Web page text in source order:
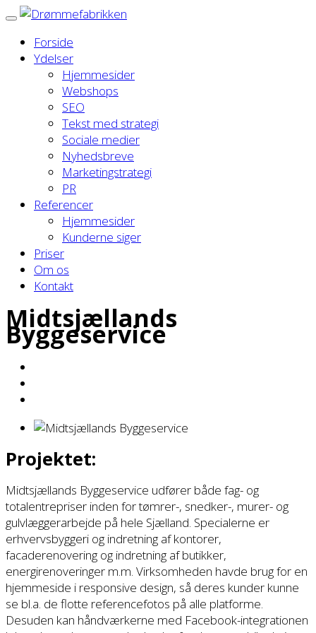
Forside
Ydelser
Hjemmesider
Webshops
SEO
Tekst med strategi
Sociale medier
Nyhedsbreve
Marketingstrategi
PR
Referencer
Hjemmesider
Kunderne siger
Priser
Om os
Kontakt
Midtsjællands
Byggeservice
Projektet:
Midtsjællands Byggeservice udfører både fag- og
totalentrepriser inden for tømrer-, snedker-, murer- og
gulvlæggerarbejde på hele Sjælland. Specialerne er
erhvervsbyggeri og indretning af kontorer,
facaderenovering og indretning af butikker,
energirenoveringer m.m. Virksomheden havde brug for en
hjemmeside i responsive design, så deres kunder kunne
se bl.a. de flotte referencefotos på alle platforme.
Desuden kan håndværkerne med Facebook-integrationen